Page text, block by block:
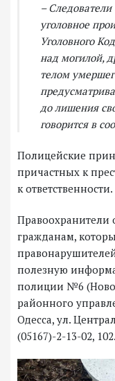
–
уголовное
Уголовного
над могилой,
телом
до лишения
говорится в
Полицейские
причастных к
к ответственности.
Правоохранители
гражданам,
полезную
полиции №6
районного
Одесса, ул.
(05167)-2-13-02, 102.